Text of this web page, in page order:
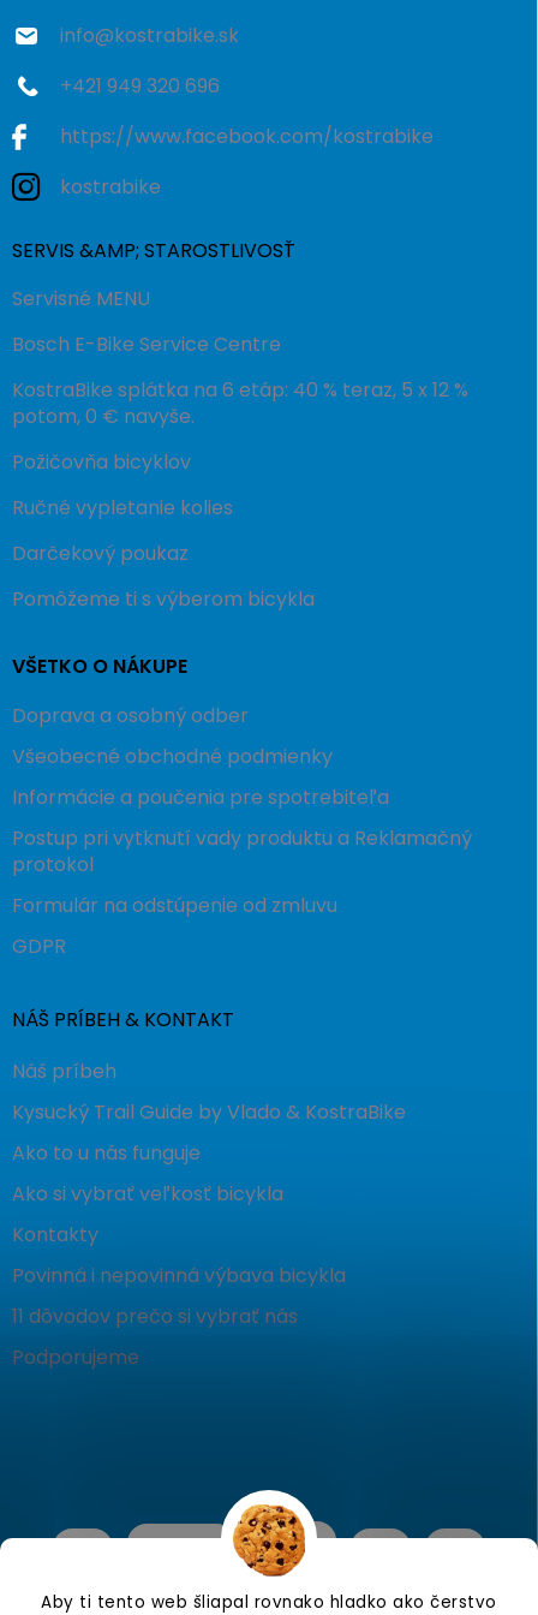
Aby ti tento web šliapal rovnako hladko ako čerstvo
info@kostrabike.sk
+421 949 320 696
https://www.facebook.com/kostrabike
kostrabike
SERVIS &AMP; STAROSTLIVOSŤ
Servisné MENU
Bosch E-Bike Service Centre
KostraBike splátka na 6 etáp: 40 % teraz, 5 x 12 %
potom, 0 € navyše.
Požičovňa bicyklov
Ručné vypletanie kolies
Darčekový poukaz
Pomôžeme ti s výberom bicykla
VŠETKO O NÁKUPE
Doprava a osobný odber
Všeobecné obchodné podmienky
Informácie a poučenia pre spotrebiteľa
Postup pri vytknutí vady produktu a Reklamačný
protokol
Formulár na odstúpenie od zmluvu
GDPR
NÁŠ PRÍBEH & KONTAKT
Náš príbeh
Kysucký Trail Guide by Vlado & KostraBike
Ako to u nás funguje
Ako si vybrať veľkosť bicykla
Kontakty
Povinná i nepovinná výbava bicykla
11 dôvodov prečo si vybrať nás
Podporujeme